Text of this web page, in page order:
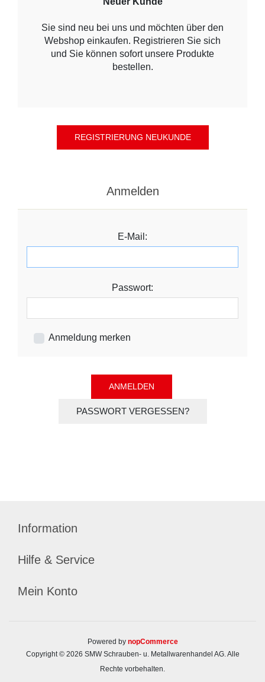
Sie sind neu bei uns und möchten über den
Webshop einkaufen. Registrieren Sie sich
und Sie können sofort unsere Produkte
bestellen.
Anmelden
E-Mail:
Passwort:
Anmeldung merken
PASSWORT VERGESSEN?
Information
Hilfe & Service
Mein Konto
Powered by nopCommerce
Copyright © 2026 SMW Schrauben- u. Metallwarenhandel AG. Alle
Rechte vorbehalten.